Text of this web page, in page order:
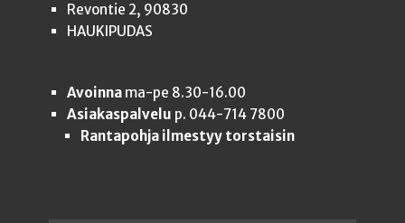
Revontie 2, 90830
HAUKIPUDAS
Avoinnama-pe 8.30-16.00
Asiakaspalvelu p. 044-714 7800
Rantapohja ilmestyy torstaisin